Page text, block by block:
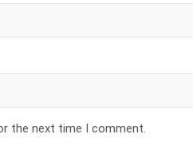
the next time I comment.